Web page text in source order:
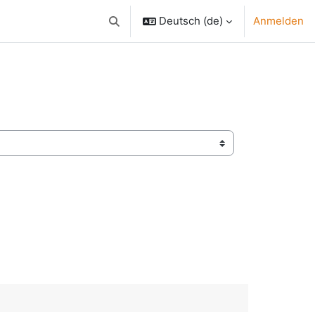
Sucheingabe umschalten
Deutsch ‎(de)‎ Anmelden